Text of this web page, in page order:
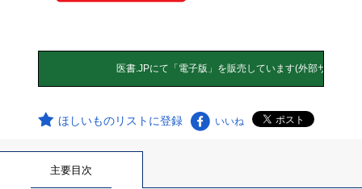
ほしいものリストに登録 いいね
主要目次